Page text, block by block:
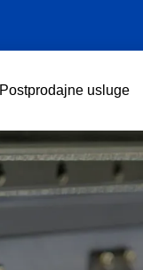
Postprodajne usluge